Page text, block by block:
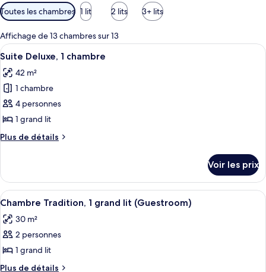
Filtres
disponibles
pour
les
chambres
Toutes les chambres 1 lit 2 lits 3+ lits
Affichage de 13 chambres sur 13
Afficher
toutes
les
photos
pour
ce
type
de
Suite
Deluxe,
1
chambre
Une chambre d’hôtel moderne
9
Suite Deluxe, 1 chambre
42 m²
1 chambre
4 personnes
1 grand lit
Plus de détails
Plus
le
type
de
Suite
Deluxe,
chambre
Voir les prix
Afficher
toutes
les
photos
pour
ce
Une chambre d’hôtel moderne
5
Chambre Tradition, 1 grand lit (Guestroom)
30 m²
2 personnes
1 grand lit
Plus de détails
Plus